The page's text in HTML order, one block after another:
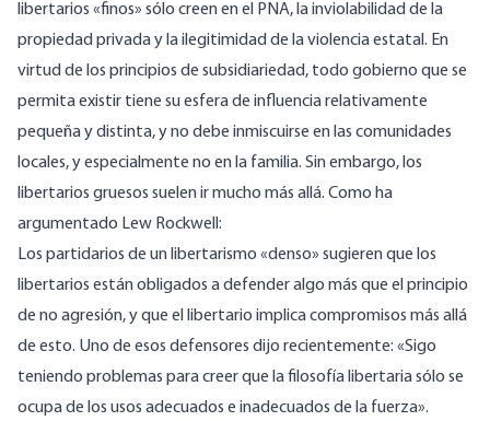
libertarios «finos» sólo creen en el PNA, la inviolabilidad de la
propiedad privada y la ilegitimidad de la violencia estatal. En
virtud de los principios de subsidiariedad, todo gobierno que se
permita existir tiene su esfera de influencia relativamente
pequeña y distinta, y no debe inmiscuirse en las comunidades
locales, y especialmente no en la familia. Sin embargo, los
libertarios gruesos suelen ir mucho más allá. Como ha
argumentado Lew Rockwell:
Los partidarios de un libertarismo «denso» sugieren que los
libertarios están obligados a defender algo más que el principio
de no agresión, y que el libertario implica compromisos más allá
de esto. Uno de esos defensores dijo recientemente: «Sigo
teniendo problemas para creer que la filosofía libertaria sólo se
ocupa de los usos adecuados e inadecuados de la fuerza».